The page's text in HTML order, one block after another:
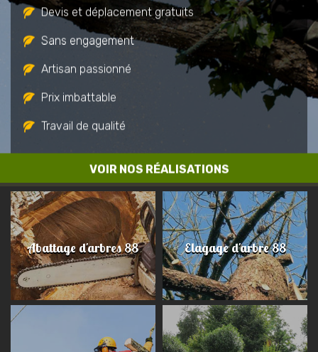
VOIR NOS RÉALISATIONS
Devis et déplacement gratuits
Sans engagement
Artisan passionné
Prix imbattable
Travail de qualité
Abattage d'arbres 88 Elagage d'arbre 88